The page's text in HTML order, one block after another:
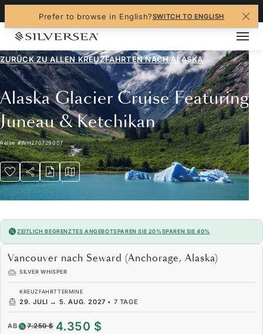
Prefer to browse in English?SWITCH TO ENGLISH
ZURÜCK ZU ALLEN KREUZFAHRTEN NACH ALASKA
Alaska Glacier Cruise Featuring
Juneau & Ketchikan
Reise#WH270729007
ZEITLICH BEGRENZTES ANGEBOTSPAREN SIE 20%SPAREN SIE 40%
Vancouver nach Seward (Anchorage, Alaska)
SILVER WHISPER
KREUZFAHRTTERMINE
29. JULI → 5. AUG. 2027 • 7 TAGE
AB 7.250 $ 4.350 $